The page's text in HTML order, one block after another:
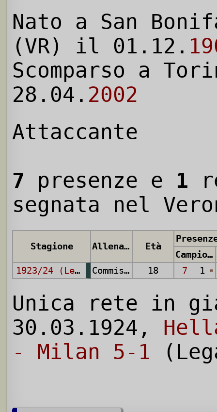
Nato a San
(VR) il 01.12.
Scomparso a
28.04. 2002
Attaccante
7 presenze e 1
segnata nel
Stagione Allenatore Età
Campionato
1923/24 (Lega Nord)
Commissione Tecnica 18 7 1
Unica rete in
30.03.1924,
- Milan 5-1